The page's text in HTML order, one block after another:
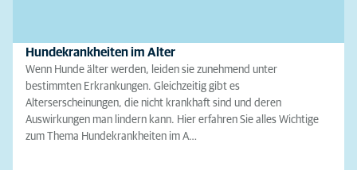
Hundekrankheiten im Alter
Wenn Hunde älter werden, leiden sie zunehmend unter
bestimmten Erkrankungen. Gleichzeitig gibt es
Alterserscheinungen, die nicht krankhaft sind und deren
Auswirkungen man lindern kann. Hier erfahren Sie alles Wichtige
zum Thema Hundekrankheiten im A…